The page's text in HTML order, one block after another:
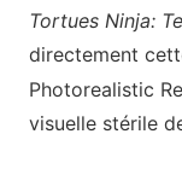
Tortues Ninja:
directement
Photorealistic
visuelle stérile